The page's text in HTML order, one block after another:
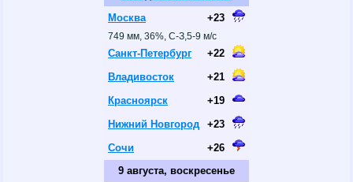
Москва
+23
749 мм, 36%, С-З,5-9 м/с
Санкт-Петербург
+22
Владивосток
+21
Красноярск
+19
Нижний Новгород
+23
Сочи
+26
9 августа, воскресенье